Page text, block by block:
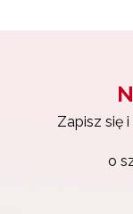
Zapisz się
o
Zapisz się i
o